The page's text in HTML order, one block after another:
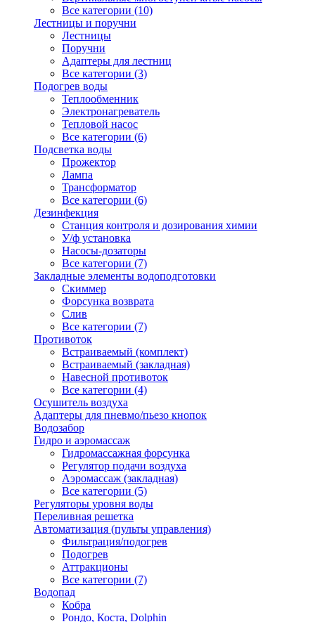
Все категории (10)
Лестницы и поручни
Лестницы
Поручни
Адаптеры для лестниц
Все категории (3)
Подогрев воды
Теплообменник
Электронагреватель
Тепловой насос
Все категории (6)
Подсветка воды
Прожектор
Лампа
Трансформатор
Все категории (6)
Дезинфекция
Станция контроля и дозирования химии
У/ф установка
Насосы-дозаторы
Все категории (7)
Закладные элементы водоподготовки
Скиммер
Форсунка возврата
Слив
Все категории (7)
Противоток
Встраиваемый (комплект)
Встраиваемый (закладная)
Навесной противоток
Все категории (4)
Осушитель воздуха
Адаптеры для пневмо/пьезо кнопок
Водозабор
Гидро и аэромассаж
Гидромассажная форсунка
Регулятор подачи воздуха
Аэромассаж (закладная)
Все категории (5)
Регуляторы уровня воды
Переливная решетка
Автоматизация (пульты управления)
Фильтрация/подогрев
Подогрев
Аттракционы
Все категории (7)
Водопад
Кобра
Рондо, Коста, Dolphin